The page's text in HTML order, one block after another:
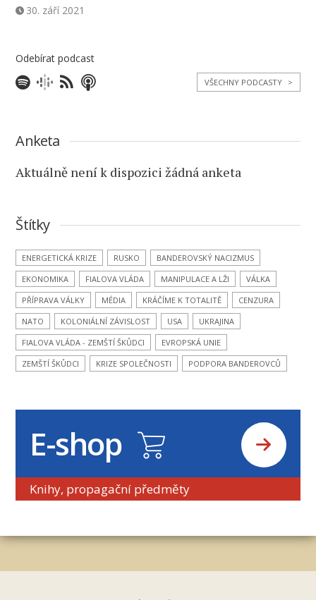
30. září 2021
Odebírat podcast
VŠECHNY PODCASTY >
Anketa
Aktuálně není k dispozici žádná anketa
Štítky
ENERGETICKÁ KRIZE RUSKO
BANDEROVSKÝ NACIZMUS
EKONOMIKA
FIALOVA VLÁDA MANIPULACE A LŽI
VÁLKA
PŘÍPRAVA VÁLKY
MÉDIA KRÁČÍME K TOTALITĚ
CENZURA
NATO
KOLONIÁLNÍ ZÁVISLOST USA
UKRAJINA
FIALOVA VLÁDA - ZEMŠTÍ ŠKŮDCI
EVROPSKÁ UNIE
ZEMŠTÍ ŠKŮDCI
KRIZE SPOLEČNOSTI PODPORA BANDEROVCŮ
E-shop
Knihy, propagační předměty